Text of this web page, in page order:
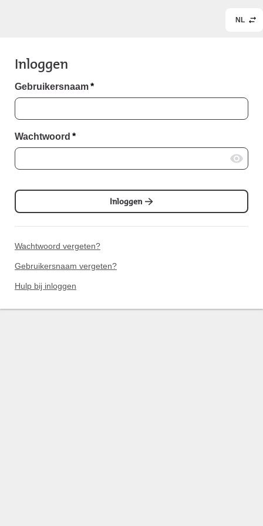
NL
Inloggen
Gebruikersnaam*
Wachtwoord *
Inloggen
Wachtwoord vergeten?
Gebruikersnaam vergeten?
Hulp bij inloggen